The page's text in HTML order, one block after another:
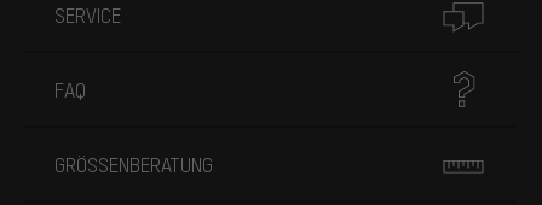
SERVICE
FAQ
GRÖSSENBERATUNG